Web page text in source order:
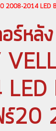
2008-2014
ร์หลั
ฟร์